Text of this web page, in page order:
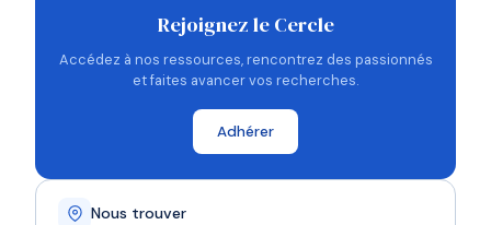
Rejoignez le Cercle
Accédez à nos ressources, rencontrez des passionnés
et faites avancer vos recherches.
Adhérer
Nous trouver